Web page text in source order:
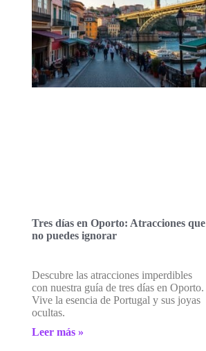
Tres días en Oporto: Atracciones que
no puedes ignorar
Descubre las atracciones imperdibles
con nuestra guía de tres días en Oporto.
Vive la esencia de Portugal y sus joyas
ocultas.
Leer más »